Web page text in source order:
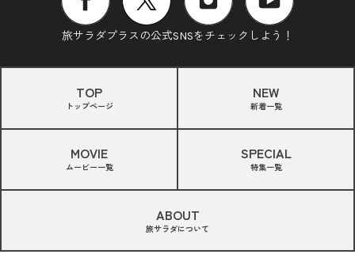
旅サラダプラスの公式SNSをチェックしよう！
TOP
トップページ
NEW
新着一覧
MOVIE
ムービー一覧
SPECIAL
特集一覧
ABOUT
旅サラダについて